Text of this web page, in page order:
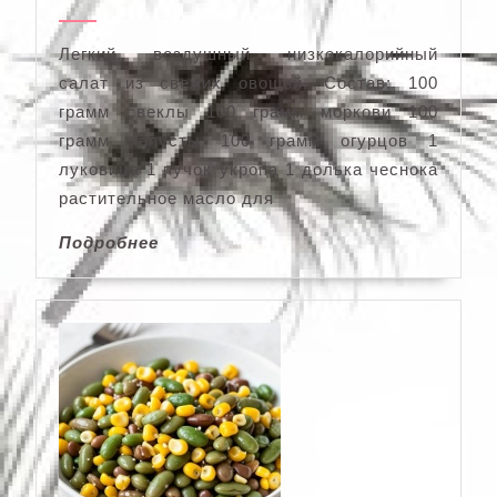
Легкий, воздушный, низкокалорийный
салат из свежих овощей. Состав: 100
грамм свеклы 100 грамм моркови 100
грамм капусты 100 грамм огурцов 1
луковица 1 пучок укропа 1 долька чеснока
растительное масло для
Подробнее Подробнее